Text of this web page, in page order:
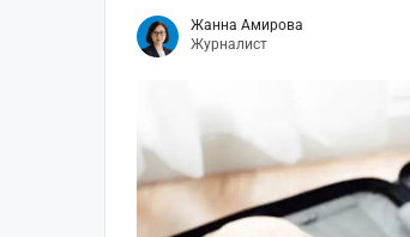
Жанна Амирова
Журналист